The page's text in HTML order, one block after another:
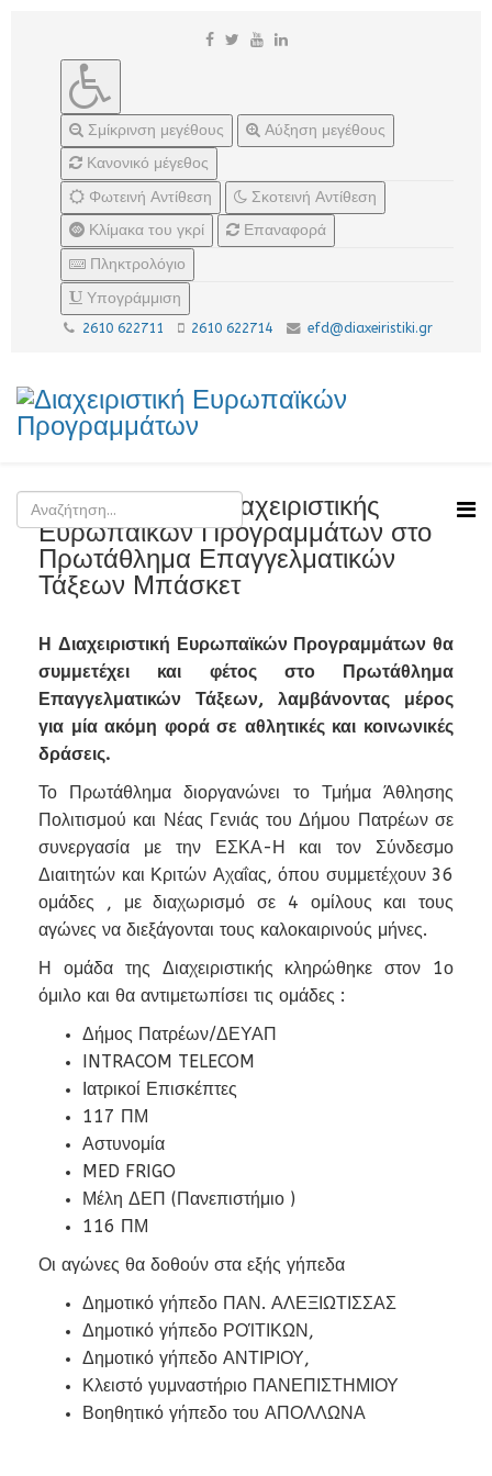
Σμίκρινση μεγέθους
Αύξηση μεγέθους
Κανονικό μέγεθος
Φωτεινή Αντίθεση
Σκοτεινή Αντίθεση
Κλίμακα του γκρί
Επαναφορά
Πληκτρολόγιο
Υπογράμμιση
2610 622711 2610 622714 efd@diaxeiristiki.gr
Συμμετοχή της Διαχειριστικής
Ευρωπαϊκών Προγραμμάτων στο
Πρωτάθλημα Επαγγελματικών
Τάξεων Μπάσκετ
Η Διαχειριστική Ευρωπαϊκών Προγραμμάτων θα
συμμετέχει και φέτος στο Πρωτάθλημα
Επαγγελματικών Τάξεων, λαμβάνοντας μέρος
για μία ακόμη φορά σε αθλητικές και κοινωνικές
δράσεις.
Το Πρωτάθλημα διοργανώνει το Τμήμα Άθλησης
Πολιτισμού και Νέας Γενιάς του Δήμου Πατρέων σε
συνεργασία με την ΕΣΚΑ-Η και τον Σύνδεσμο
Διαιτητών και Κριτών Αχαΐας, όπου συμμετέχουν 36
ομάδες , με διαχωρισμό σε 4 ομίλους και τους
αγώνες να διεξάγονται τους καλοκαιρινούς μήνες.
Η ομάδα της Διαχειριστικής κληρώθηκε στον 1ο
όμιλο και θα αντιμετωπίσει τις ομάδες :
Δήμος Πατρέων/ΔΕΥΑΠ
INTRACOM TELECOM
Ιατρικοί Επισκέπτες
117 ΠΜ
Αστυνομία
MED FRIGO
Μέλη ΔΕΠ (Πανεπιστήμιο )
116 ΠΜ
Οι αγώνες θα δοθούν στα εξής γήπεδα
Δημοτικό γήπεδο ΠΑΝ. ΑΛΕΞΙΩΤΙΣΣΑΣ
Δημοτικό γήπεδο ΡΟΊΤΙΚΩΝ,
Δημοτικό γήπεδο ΑΝΤΙΡΙΟΥ,
Κλειστό γυμναστήριο ΠΑΝΕΠΙΣΤΗΜΙΟΥ
Βοηθητικό γήπεδο του ΑΠΟΛΛΩΝΑ